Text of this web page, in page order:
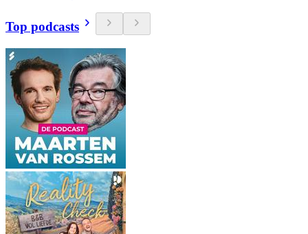
Top podcasts